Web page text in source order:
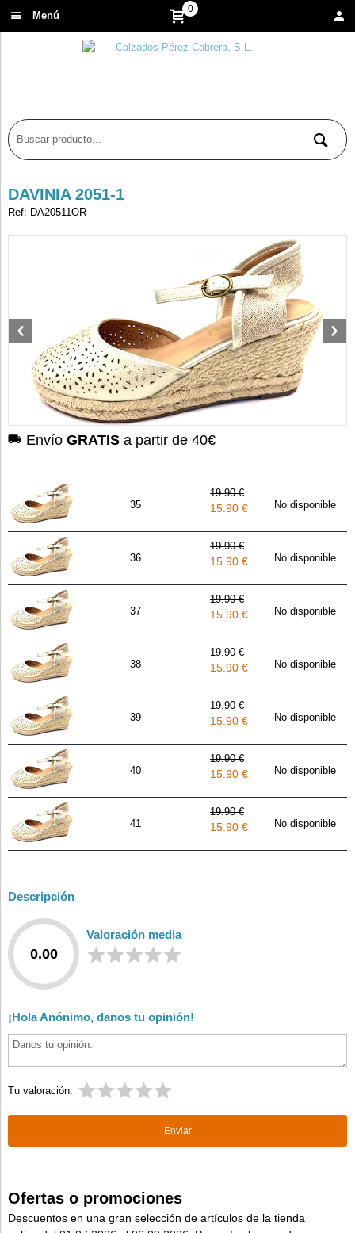
0
DAVINIA 2051-1
Ref: DA20511OR
Envío GRATIS a partir de 40€
35
19.90 €
15.90 € No disponible
36
19.90 €
15.90 € No disponible
37
19.90 €
15.90 € No disponible
38
19.90 €
15.90 € No disponible
39
19.90 €
15.90 € No disponible
40
19.90 €
15.90 € No disponible
41
19.90 €
15.90 € No disponible
Descripción
0.00
Valoración media
¡Hola Anónimo, danos tu opinión!
Tu valoración:
Ofertas o promociones
Descuentos en una gran selección de artículos de la tienda
Menú